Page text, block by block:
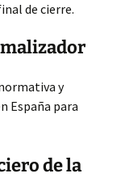
de cierre.
y
España para
de la